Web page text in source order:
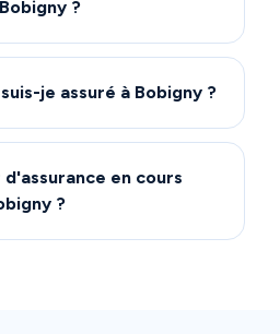
?
je assuré à Bobigny ?
en cours
?